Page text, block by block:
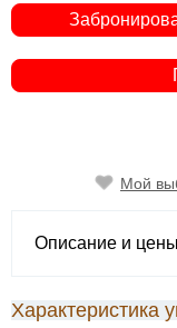
Мой
Описание и цены
Характеристика